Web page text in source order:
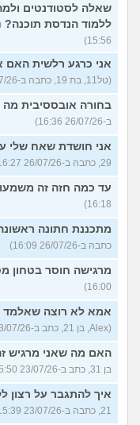
שאלה לסטודנטים
ללמוד הנדסת תוכנה?
15:56)
אני כרגע רלשית
(טל11, בת 19, כתבה ב-26/07/26 16:47)
בחורה אובססיבית
ב-26/07/26 16:36)
אני חושדת שאח שלי
29, כתבה ב-26/07/26 16:27)
עד כמה חזה זה
16:18)
מתכננת חתונה
כתבה ב-26/07/26 16:09)
מרגישה חוסר בטחון
16:00)
אמא לא רוצה שאלמד
(Alex, בן 21, כתב ב-23/07/26 16:01)
האם מה שאני מרגיש זה
בן 31, כתב ב-23/07/26 15:50)
איך להתגבר על רצון
21, כתבה ב-23/07/26 15:39)